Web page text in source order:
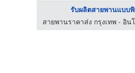
รับผลิตสายพานแบบพิ
สายพานราคาส่ง กรุงเทพ - อิน